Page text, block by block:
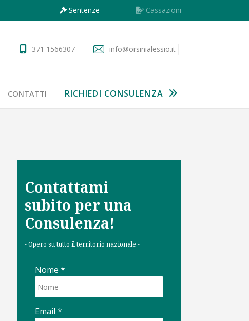
Sentenze Cassazioni
371 1566307 info@orsinialessio.it
RICHIEDI CONSULENZA
CONTATTI
Contattami
subito per una
Consulenza!
- Opero su tutto il territorio nazionale -
Nome *
Email *